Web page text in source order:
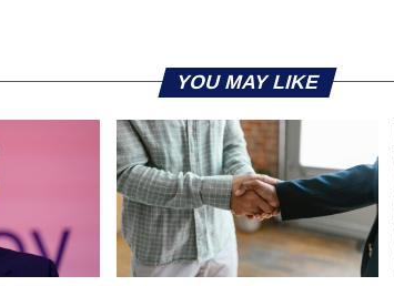
YOU MAY LIKE